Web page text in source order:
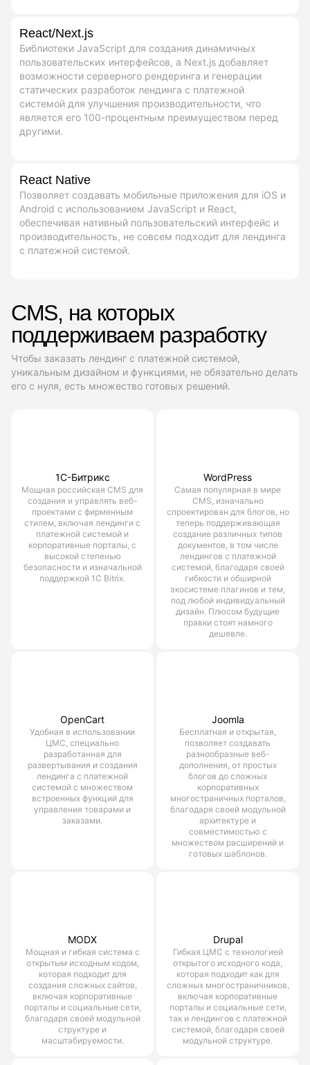
React/Next.js
Библиотеки JavaScript для создания динамичных
пользовательских интерфейсов, а Next.js добавляет
возможности серверного рендеринга и генерации
статических разработок лендинга с платежной
системой для улучшения производительности, что
является его 100-процентным преимуществом перед
другими.
React Native
Позволяет создавать мобильные приложения для iOS и
Android с использованием JavaScript и React,
обеспечивая нативный пользовательский интерфейс и
производительность, не совсем подходит для лендинга
с платежной системой.
CMS, на которых
поддерживаем разработку
Чтобы заказать лендинг с платежной системой,
уникальным дизайном и функциями, не обязательно делать
его с нуля, есть множество готовых решений.
1С-Битрикс
Мощная российская CMS для
создания и управлять веб-
проектами с фирменным
стилем, включая лендинги с
платежной системой и
корпоративные порталы, с
высокой степенью
безопасности и изначальной
поддержкой 1С Bitrix.
WordPress
Самая популярная в мире
CMS, изначально
спроектирован для блогов, но
теперь поддерживающая
создание различных типов
документов, в том числе
лендингов с платежной
системой, благодаря своей
гибкости и обширной
экосистеме плагинов и тем,
под любой индивидуальный
дизайн. Плюсом будущие
правки стоят намного
дешевле.
OpenCart
Удобная в использовании
ЦМС, специально
разработанная для
развертывания и создания
лендинга с платежной
системой с множеством
встроенных функций для
управления товарами и
заказами.
Joomla
Бесплатная и открытая,
позволяет создавать
разнообразные веб-
дополнения, от простых
блогов до сложных
корпоративных
многостраничных порталов,
благодаря своей модульной
архитектуре и
совместимостью с
множеством расширений и
готовых шаблонов.
MODX
Мощная и гибкая система с
открытым исходным кодом,
которая подходит для
создания сложных сайтов,
включая корпоративные
порталы и социальные сети,
благодаря своей модульной
структуре и
масштабируемости.
Drupal
Гибкая ЦМС с технологией
открытого исходного кода,
которая подходит как для
сложных многостраничников,
включая корпоративные
порталы и социальные сети,
так и лендингов с платежной
системой, благодаря своей
модульной структуре.